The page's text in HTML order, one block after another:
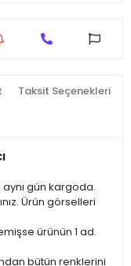
Taksit Seçenekleri
gün kargoda.
Ürün görselleri
ürünün 1 ad.
bütün renklerini